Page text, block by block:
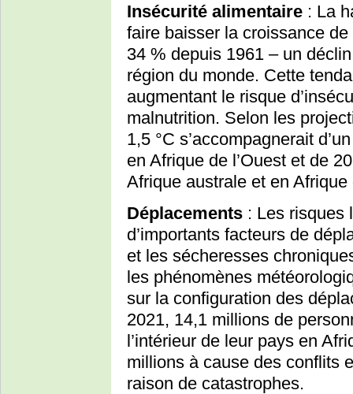
Insécurité alimentaire : La
faire baisser la croissance
34 % depuis 1961 – un
région du monde. Cette
augmentant le risque
malnutrition. Selon les
1,5 °C s’accompagnerait
en Afrique de l’Ouest et de
Afrique australe et en Afrique
Déplacements : Les risques
d’importants facteurs de
et les sécheresses
les phénomènes
sur la configuration des
2021, 14,1 millions de
l’intérieur de leur pays en
millions à cause des conflits
raison de catastrophes.